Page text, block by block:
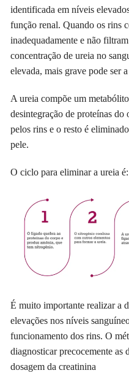
identificada em níveis
função renal. Quando os rins
inadequadamente e não
concentração de ureia no
elevada, mais grave pode ser
A ureia compõe um
desintegração de proteínas
pelos rins e o resto é
pele.
O ciclo para eliminar a ureia é:
É muito importante realizar a
elevações nos níveis
funcionamento dos rins. O
diagnosticar precocemente as
dosagem da creatinina